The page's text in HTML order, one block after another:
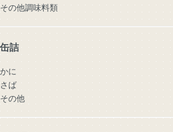
その他調味料類
缶詰
かに
さば
その他